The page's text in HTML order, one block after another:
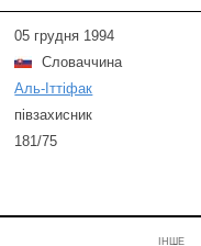
05 грудня 1994
Словаччина
Аль-Іттіфак
півзахисник
181/75
ІНШЕ